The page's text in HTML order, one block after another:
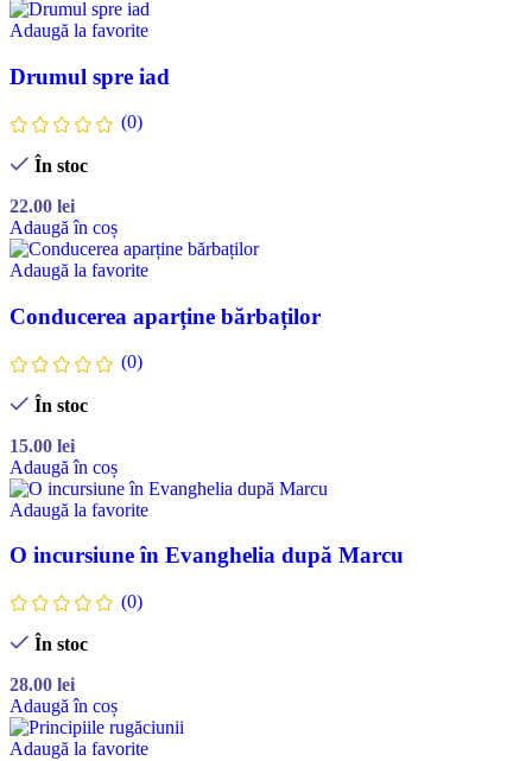
Adaugă la favorite
Drumul spre iad
(0)
În stoc
22.00 lei
Adaugă în coș
Adaugă la favorite
Conducerea aparține bărbaților
(0)
În stoc
15.00 lei
Adaugă în coș
Adaugă la favorite
O incursiune în Evanghelia după Marcu
(0)
În stoc
28.00 lei
Adaugă în coș
Adaugă la favorite